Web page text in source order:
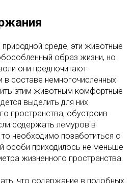
среде, эти животные
образ жизни, но
они предпочитают
в составе немногочисленных
этим животным комфортные
выделить для них
пространства, обустроив
содержать лемуров в
необходимо позаботиться о
особи приходилось не меньше
жизненного пространства.
что содержание в подобных